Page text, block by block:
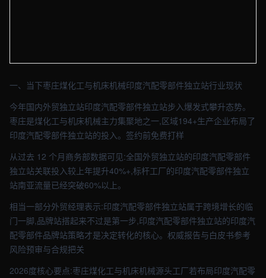
一、当下枣庄煤化工与机床机械印度汽配零部件独立站行业现状
今年国内外贸独立站印度汽配零部件独立站步入爆发式攀升态势。
枣庄是煤化工与机床机械主力集聚地之一,区域194+生产企业布局了
印度汽配零部件独立站的投入。签约前免费打样
从过去 12 个月商务部数据可见:全国外贸独立站的印度汽配零部件
独立站关联投入较上年提升40%+,标杆工厂的印度汽配零部件独立
站南亚流量已经突破60%以上。
相当一部分外贸经理表示:印度汽配零部件独立站属于跨境增长的临
门一脚,品牌站搭起来不过是第一步,印度汽配零部件独立站的印度汽
配零部件品牌站策略才是决定转化的核心。权威报告与白皮书参考
风险预审与合规把关
2026度核心要点:枣庄煤化工与机床机械源头工厂若布局印度汽配零